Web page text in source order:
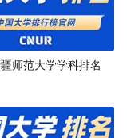
师范大学学科排名